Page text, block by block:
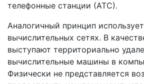
телефонные станции (АТС).
Аналогичный принцип
вычислительных сетях. В
выступают территориально
вычислительные машины в
Физически не представляется